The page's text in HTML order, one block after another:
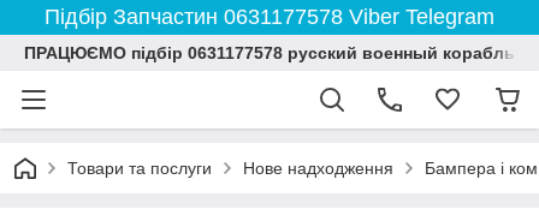
Підбір Запчастин 0631177578 Viber Telegram
ПРАЦЮЄМО підбір 0631177578 русский военный корабль
Товари та послуги Нове надходження Бампера і